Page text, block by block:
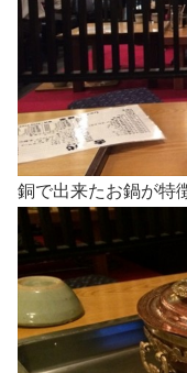
銅で出来たお鍋が特